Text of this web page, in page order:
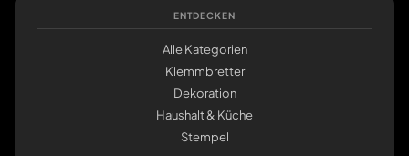
ENTDECKEN
Alle Kategorien
Klemmbretter
Dekoration
Haushalt & Küche
Stempel